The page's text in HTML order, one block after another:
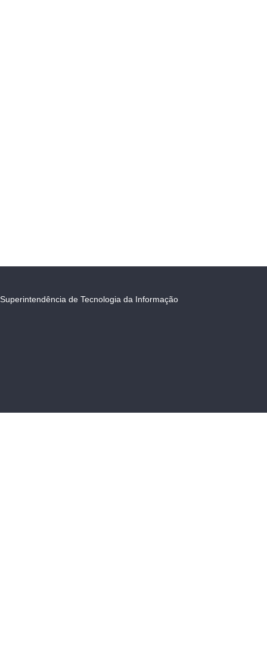
Superintendência de Tecnologia da Informação